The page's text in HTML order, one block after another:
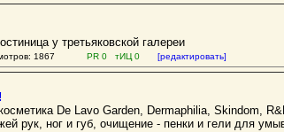
у третьяковской галереи
1867 PR 0 тИЦ 0 [редактировать]
De Lavo Garden, Dermaphilia, Skindom,
рук, ног и губ, очищение - пенки и гели для